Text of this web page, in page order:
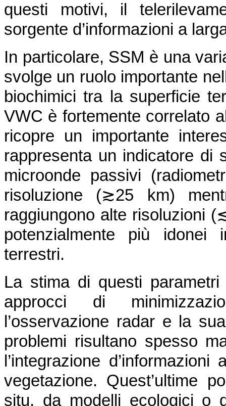
questi motivi, il
sorgente d’informazioni a
In particolare, SSM è una
svolge un ruolo importante
biochimici tra la superficie
VWC è fortemente correlato
ricopre un importante
rappresenta un indicatore di
microonde passivi
risoluzione (≳25 km)
raggiungono alte risoluzioni
potenzialmente più idonei
terrestri.
La stima di questi
approcci di
l’osservazione radar e la
problemi risultano spesso
l’integrazione
vegetazione. Quest’ultime
situ, da modelli ecologici o